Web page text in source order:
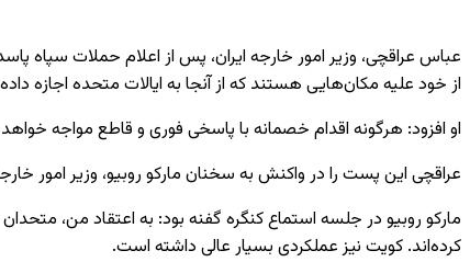
عباس عراقچی، وزیر امور خارجه ایران، پس از اعلام حملات
از خود علیه مکان‌هایی هستند که از آنجا به ایالات متحده
او افزود: هرگونه اقدام خصمانه با پاسخی فوری و قاطع مواجه
عراقچی این پست را در واکنش به سخنان مارکو روبیو، وزیر امور
مارکو روبیو در جلسه استماع کنگره گفنه بود: به اعتقاد من،
کرده‌اند. کویت نیز عملکردی بسیار عالی داشته است.